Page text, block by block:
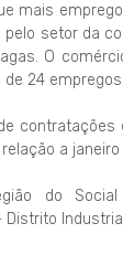
mais
setor da
O
24 empregos.
contratações
a
do
Distrito